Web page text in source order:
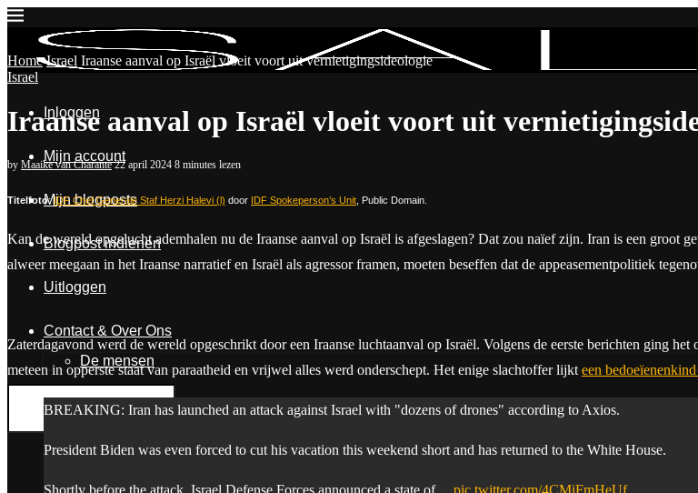
Inloggen
Mijn account
Mijn blogposts
Blogpost indienen
Uitloggen
Contact & Over Ons
De mensen
Search
Home Israel Iraanse aanval op Israël vloeit voort uit vernietigingsideologie
Israel
Iraanse aanval op Israël vloeit voort uit
by Maaike van Charante 22 april 2024 8 minutes lezen
Titelfoto:IDF Chef Generale Staf Herzi Halevi (l) door IDF Spokeperson’s Unit , Public Domain.
Kan de wereld opgelucht ademhalen nu de Iraanse aanval op Israël is afgeslagen? Dat zou naïef zijn. Iran is een groot
alweer meegaan in het Iraanse narratief en Israël als agressor framen, moeten beseffen dat de appeasementpolitiek
Zaterdagavond werd de wereld opgeschrikt door een Iraanse luchtaanval op Israël. Volgens de eerste berichten ging
meteen in opperste staat van paraatheid en vrijwel alles werd onderschept. Het enige slachtoffer lijkt een
BREAKING: Iran has launched an attack against Israel with "dozens of drones" according to Axios.
President Biden was even forced to cut his vacation this weekend short and has returned to the White House.
Shortly before the attack, Israel Defense Forces announced a state of… pic.twitter.com/4CMiFmHeUf